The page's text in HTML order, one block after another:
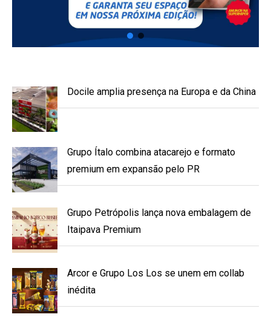
Docile amplia presença na Europa e da China
Grupo Ítalo combina atacarejo e formato
premium em expansão pelo PR
Grupo Petrópolis lança nova embalagem de
Itaipava Premium
Arcor e Grupo Los Los se unem em collab
inédita